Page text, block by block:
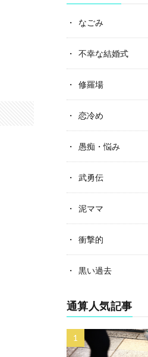
なごみ
不幸な結婚式
修羅場
恋冷め
愚痴・悩み
武勇伝
泥ママ
衝撃的
黒い過去
通算人気記事